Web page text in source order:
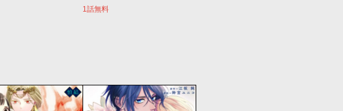
1話無料